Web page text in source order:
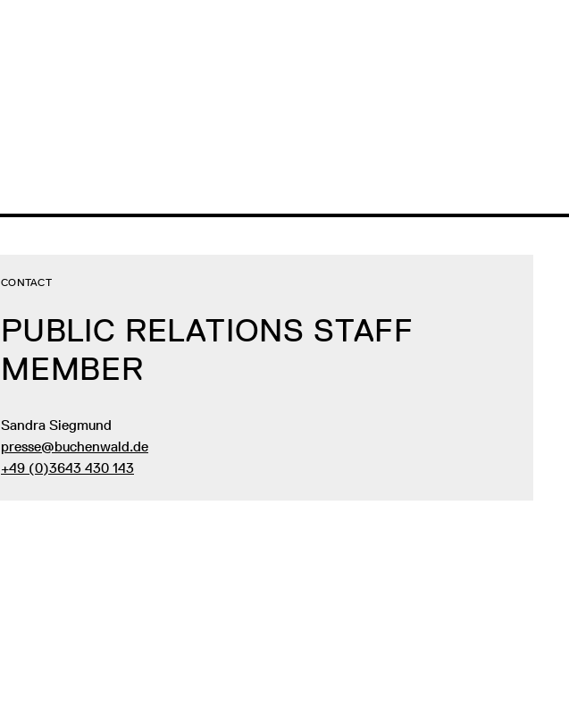
PUBLIC RELATIONS STAFF
MEMBER
CONTACT
Sandra Siegmund
presse@buchenwald.de
+49 (0)3643 430 143